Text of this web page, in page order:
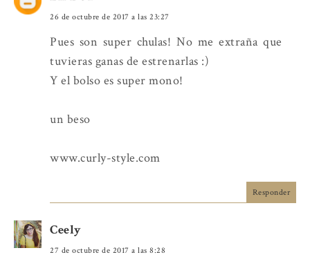
26 de octubre de 2017 a las 23:27
Pues son super chulas! No me extraña que
tuvieras ganas de estrenarlas :)
Y el bolso es super mono!
un beso
www.curly-style.com
Responder
Ceely
27 de octubre de 2017 a las 8:28